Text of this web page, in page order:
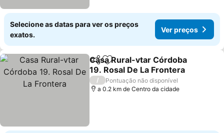
Selecione as datas para ver os preços
exatos.
Ver preços
PartilharAdicionar aos favoritos
Casa Rural-vtar Córdoba
19. Rosal De La Frontera
/
Pontuação não disponível
a 0.2 km de Centro da cidade